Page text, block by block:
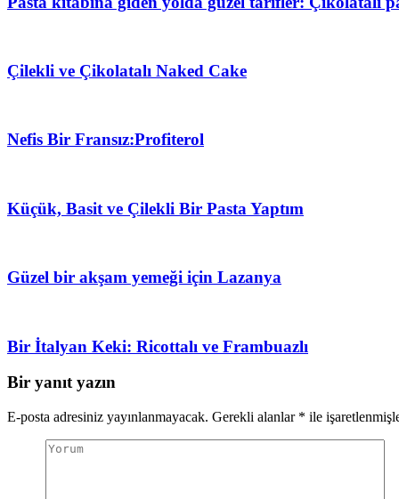
Çilekli ve Çikolatalı Naked Cake
Nefis Bir Fransız:Profiterol
Küçük, Basit ve Çilekli Bir Pasta Yaptım
Güzel bir akşam yemeği için Lazanya
Bir İtalyan Keki: Ricottalı ve Frambuazlı
Bir yanıt yazın
E-posta adresiniz yayınlanmayacak. Gerekli alanlar * ile